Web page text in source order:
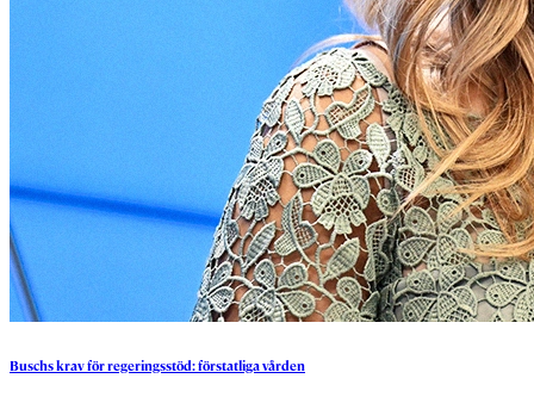
Buschskravförregeringsstöd:förstatligavården